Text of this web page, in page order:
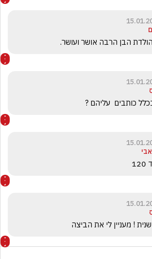
הבן הרבה אושר ועושר.
כותבים  עליהם ?
! מעניין לי את הביצה